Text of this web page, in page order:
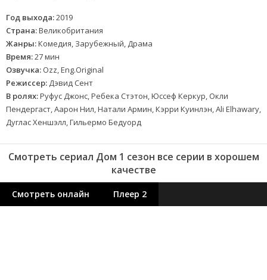
Год выхода:2019
Страна:Великобритания
Жанры:Комедия, Зарубежный, Драма
Время:27 мин
Озвучка: Ozz, Eng.Original
Режиссер: Дэвид Сент
В ролях:Руфус Джонс, Ребека Стэтон, Юссеф Керкур, Окли
Пендергаст, Аарон Нил, Натали Армин, Кэрри Куинлэн, Ali Elhawary,
Дуглас Хеншэлл, Гильермо Бедуорд
Смотреть сериал Дом 1 сезон все серии в хорошем
качестве
Смотреть онлайн Плеер 2